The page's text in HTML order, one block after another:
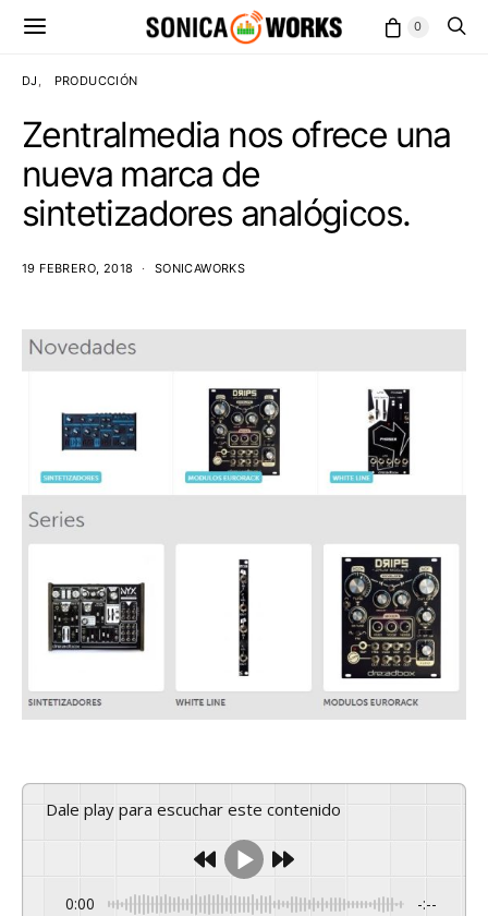
0
DJ PRODUCCIÓN
Zentralmedia nos ofrece una
nueva marca de
sintetizadores analógicos.
19 FEBRERO, 2018 SONICAWORKS
Dale play para escuchar este contenido
0:00 -:--